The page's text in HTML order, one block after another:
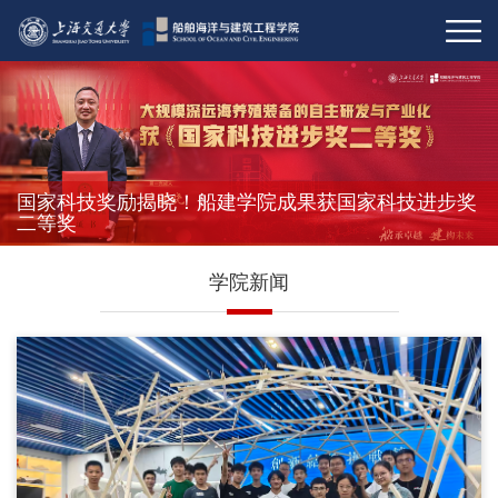
国家科技奖励揭晓！船建学院成果获国家科技进步奖
二等奖
学院新闻